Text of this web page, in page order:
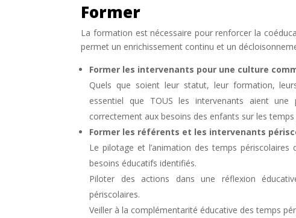
Former
La formation est nécessaire pour renforcer la
permet un enrichissement continu et un
Former les intervenants pour une culture
Quels que soient leur statut, leur formation,
essentiel que TOUS les intervenants aient une
correctement aux besoins des enfants sur les temps
Former les référents et les intervenants
Le pilotage et l’animation des temps
besoins éducatifs identifiés.
Piloter des actions dans une réflexion
périscolaires.
Veiller à la complémentarité éducative des temps